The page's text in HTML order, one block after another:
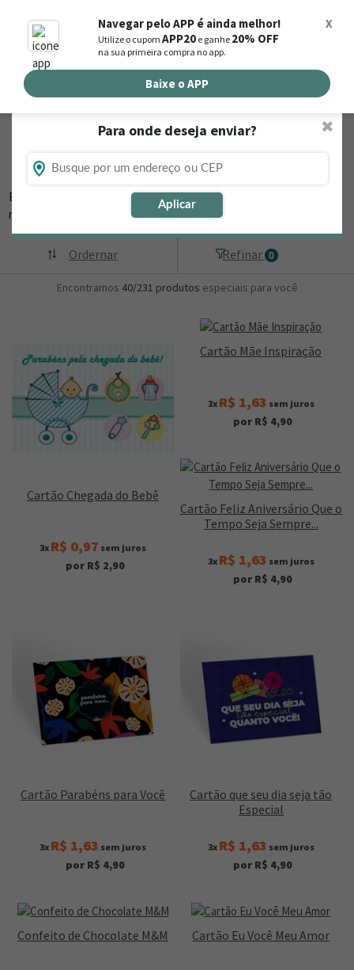
Navegar pelo APP é ainda melhor!
Utilize o cupomAPP20 e ganhe 20% OFF
na sua primeira compra no app.
X
Baixe o APP
Busca de produtos
Buscar por endereço de entrega
Para onde deseja enviar?
Aplicar
✖
Flores, Cestas e Presentes em Figueira -
PR
Está procurando loja de presente online em Figueira - PR? Então,
navegue na Nova
Refinar 0
Ordernar
Encontramos 40/231 produtos especiais para você
Cartão Chegada do Bebê
3x R$ 0,97 sem juros
por R$ 2,90
Cartão Mãe Inspiração
3x R$ 1,63 sem juros
por R$ 4,90
Cartão Feliz Aniversário Que o
Tempo Seja Sempre...
3x R$ 1,63 sem juros
por R$ 4,90
Cartão Parabéns para Você
3x R$ 1,63 sem juros
por R$ 4,90
Cartão que seu dia seja tão
Especial
3x R$ 1,63 sem juros
por R$ 4,90
Confeito de Chocolate M&M Cartão Eu Você Meu Amor